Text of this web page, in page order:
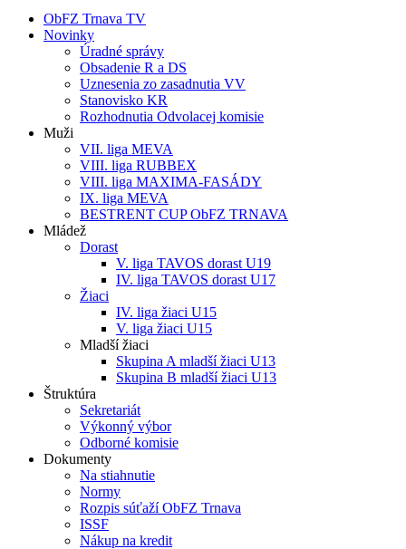
ObFZ Trnava TV
Novinky
Úradné správy
Obsadenie R a DS
Uznesenia zo zasadnutia VV
Stanovisko KR
Rozhodnutia Odvolacej komisie
Muži
VII. liga MEVA
VIII. liga RUBBEX
VIII. liga MAXIMA-FASÁDY
IX. liga MEVA
BESTRENT CUP ObFZ TRNAVA
Mládež
Dorast
V. liga TAVOS dorast U19
IV. liga TAVOS dorast U17
Žiaci
IV. liga žiaci U15
V. liga žiaci U15
Mladší žiaci
Skupina A mladší žiaci U13
Skupina B mladší žiaci U13
Štruktúra
Sekretariát
Výkonný výbor
Odborné komisie
Dokumenty
Na stiahnutie
Normy
Rozpis súťaží ObFZ Trnava
ISSF
Nákup na kredit